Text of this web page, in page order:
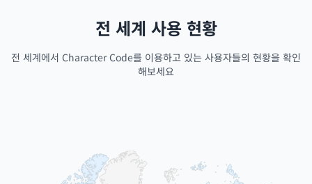
전 세계 사용 현황
전 세계에서 Character Code를 이용하고 있는 사용자들의 현황을 확인
해보세요